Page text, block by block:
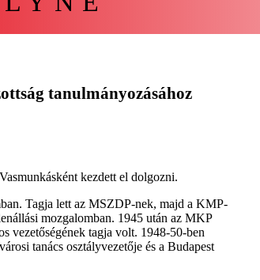
tanulmányozásához
kezdett el dolgozni.
Tagja lett az MSZDP-nek, majd a KMP-
mozgalomban. 1945 után az MKP
vezetőségének tagja volt. 1948-50-ben
tanács osztályvezetője és a Budapest